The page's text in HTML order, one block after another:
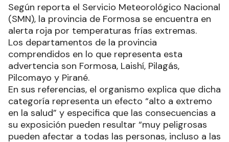
Según reporta el Servicio Meteorológico Nacional
(SMN), la provincia de Formosa se encuentra en
alerta roja por temperaturas frías extremas.
Los departamentos de la provincia
comprendidos en lo que representa esta
advertencia son Formosa, Laishí, Pilagás,
Pilcomayo y Pirané.
En sus referencias, el organismo explica que dicha
categoría representa un efecto “alto a extremo
en la salud” y especifica que las consecuencias a
su exposición pueden resultar “muy peligrosas
pueden afectar a todas las personas, incluso a las